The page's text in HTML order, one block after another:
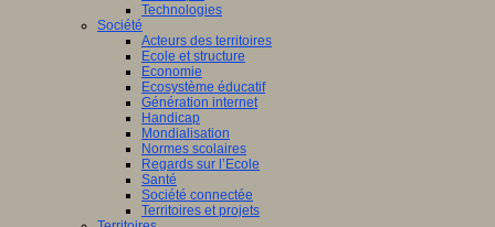
Technologies
Société
Acteurs des territoires
Ecole et structure
Economie
Ecosystème éducatif
Génération internet
Handicap
Mondialisation
Normes scolaires
Regards sur l’Ecole
Santé
Société connectée
Territoires et projets